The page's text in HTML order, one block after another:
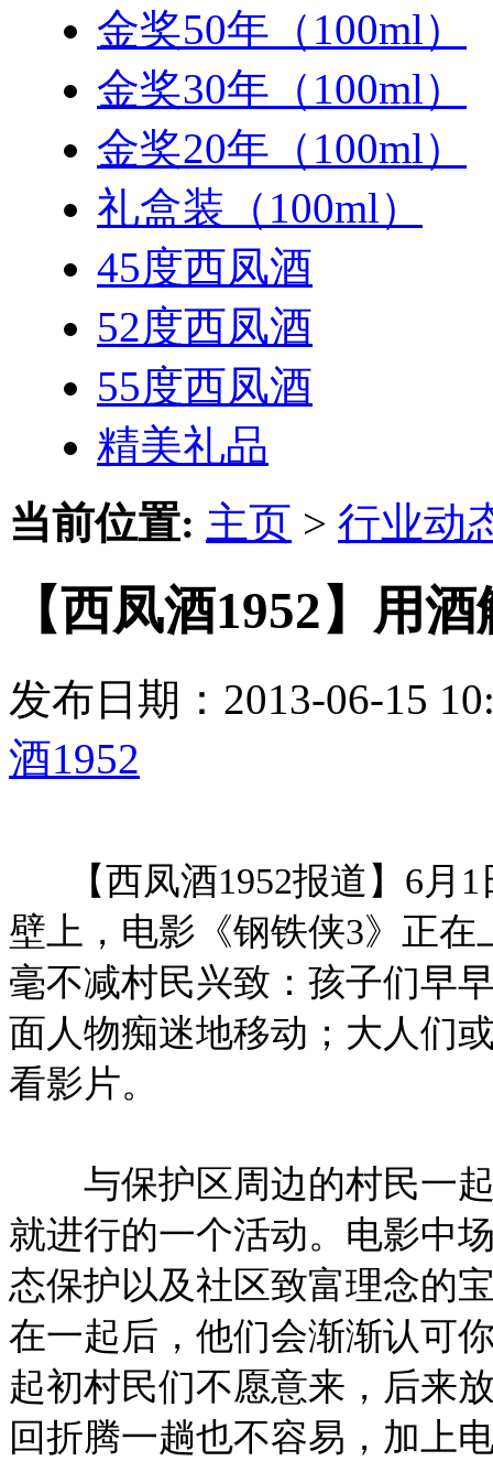
金奖50年（100ml）
金奖30年（100ml）
金奖20年（100ml）
礼盒装（100ml）
45度西凤酒
52度西凤酒
55度西凤酒
精美礼品
当前位置: 主页 > 行业动
【西凤酒1952】用
发布日期：2013-06-15
酒1952
【西凤酒1952报道】6月1
壁上，电影《钢铁侠3》正
毫不减村民兴致：孩子们早
面人物痴迷地移动；大人们
看影片。
与保护区周边的村民一起
就进行的一个活动。电影中
态保护以及社区致富理念的
在一起后，他们会渐渐认可
起初村民们不愿意来，后来
回折腾一趟也不容易，加上